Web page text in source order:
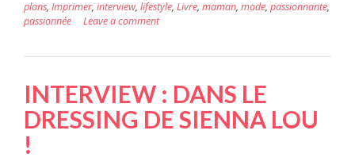
plans, Imprimer, interview, lifestyle, Livre, maman, mode, passionnante,
passionnée
Leave a comment
INTERVIEW : DANS LE
DRESSING DE SIENNA LOU
!